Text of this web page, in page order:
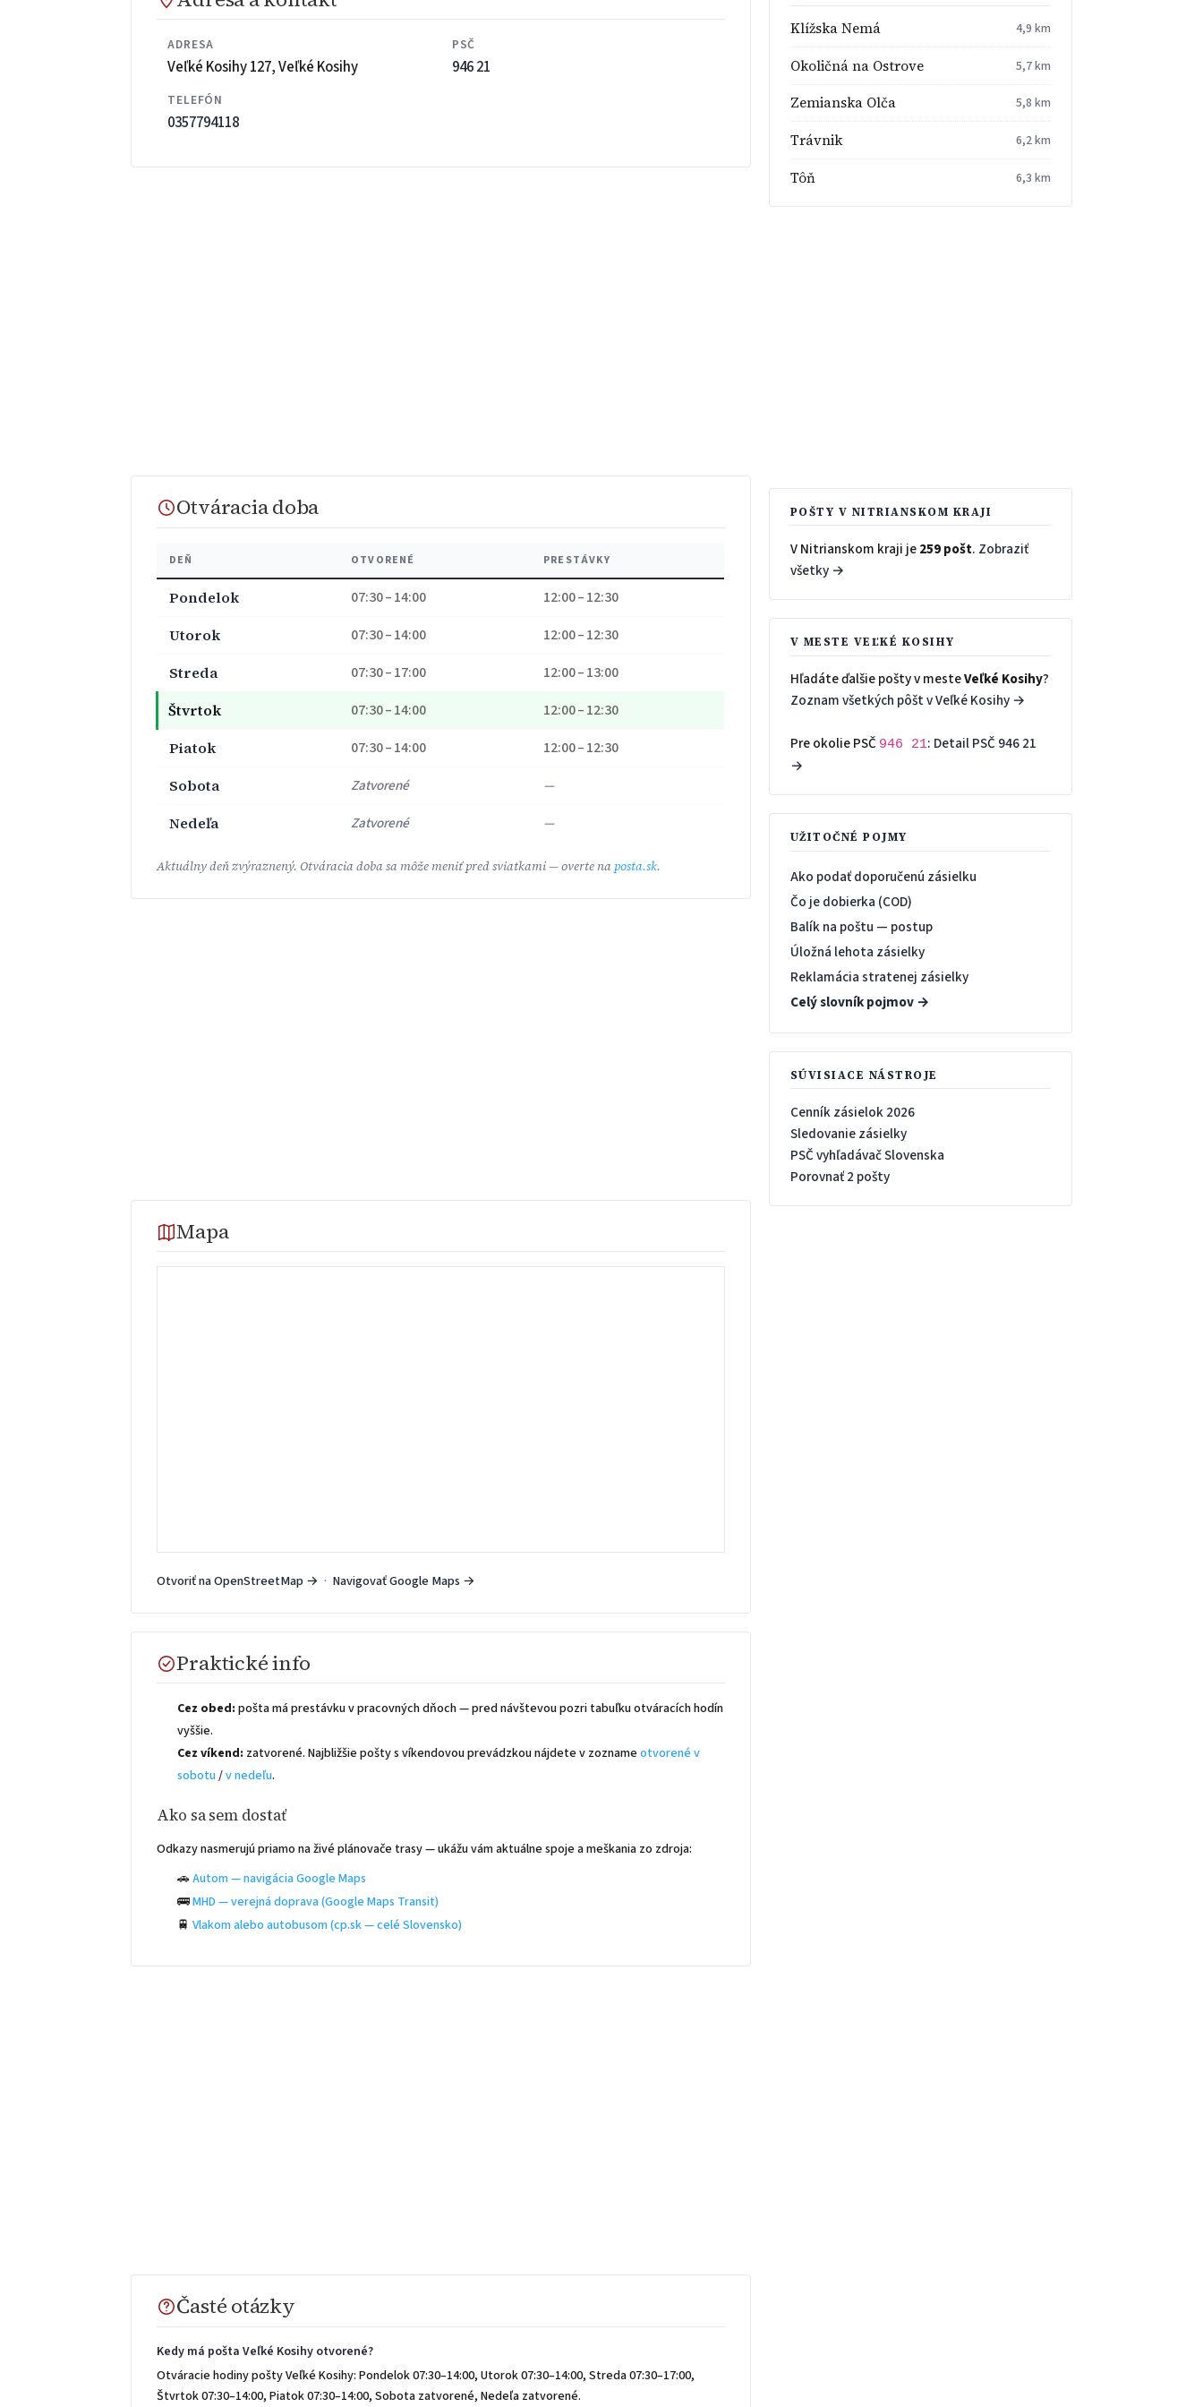
ADRESA
Veľké Kosihy 127, Veľké Kosihy
PSČ
946 21
TELEFÓN
0357794118
Otváracia doba
DEŇ OTVORENÉ PRESTÁVKY
Pondelok 07:30 – 14:00
12:00 – 12:30
Utorok
07:30 – 14:00
12:00 – 12:30
Streda
07:30 – 17:00
12:00 – 13:00
Štvrtok
07:30 – 14:00
12:00 – 12:30
Piatok
07:30 – 14:00
12:00 – 12:30
Sobota
Zatvorené
—
Nedeľa
Zatvorené —
Aktuálny deň zvýraznený. Otváracia doba sa môže meniť pred sviatkami — overte na posta.sk.
Mapa
Otvoriť na OpenStreetMap → · Navigovať Google Maps →
Praktické info
Cez obed: pošta má prestávku v pracovných dňoch — pred návštevou pozri tabuľku otváracích hodín
vyššie.
Cez víkend: zatvorené. Najbližšie pošty s víkendovou prevádzkou nájdete v zozname otvorené v
sobotu /v nedeľu.
Ako sa sem dostať
Odkazy nasmerujú priamo na živé plánovače trasy — ukážu vám aktuálne spoje a meškania zo zdroja:
🚗Autom — navigácia Google Maps
🚌MHD — verejná doprava (Google Maps Transit)
🚆 Vlakom alebo autobusom (cp.sk — celé Slovensko)
Časté otázky
Kedy má pošta Veľké Kosihy otvorené?
Otváracie hodiny pošty Veľké Kosihy: Pondelok 07:30–14:00, Utorok 07:30–14:00, Streda 07:30–17:00,
Štvrtok 07:30–14:00, Piatok 07:30–14:00, Sobota zatvorené, Nedeľa zatvorené.
Klížska Nemá 4,9 km
Okoličná na Ostrove 5,7 km
Zemianska Olča 5,8 km
Trávnik 6,2 km
Tôň 6,3 km
POŠTY V NITRIANSKOM KRAJI
V Nitrianskom kraji je259 pošt. Zobraziť
všetky →
V MESTE VEĽKÉ KOSIHY
Hľadáte ďalšie pošty v mesteVeľké Kosihy?
Zoznam všetkých pôšt v Veľké Kosihy →
Pre okolie PSČ 946 21: Detail PSČ 946 21
→
UŽITOČNÉ POJMY
Ako podať doporučenú zásielku
Čo je dobierka (COD)
Balík na poštu — postup
Úložná lehota zásielky
Reklamácia stratenej zásielky
Celý slovník pojmov →
SÚVISIACE NÁSTROJE
Cenník zásielok 2026
Sledovanie zásielky
PSČ vyhľadávač Slovenska
Porovnať 2 pošty